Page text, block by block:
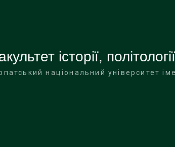
історії,
національний університет